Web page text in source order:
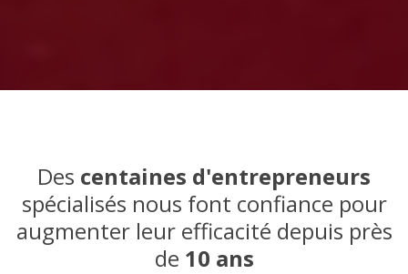
Des centaines d'entrepreneurs
spécialisés nous font confiance pour
augmenter leur efficacité depuis près
de 10 ans